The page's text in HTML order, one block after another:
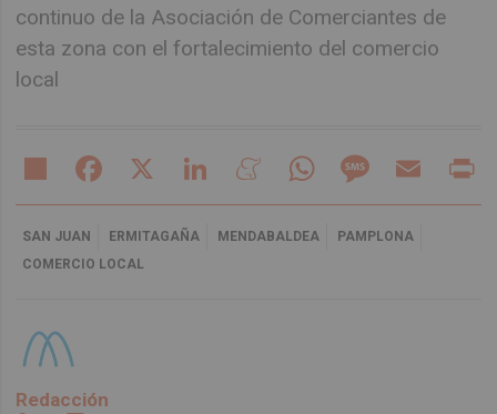
continuo de la Asociación de Comerciantes de
esta zona con el fortalecimiento del comercio
local
Share Facebook LinkedIn MeneameWhatsAppMessageEmail
SAN JUAN ERMITAGAÑA MENDABALDEA
PAMPLONA
COMERCIO LOCAL
Redacción